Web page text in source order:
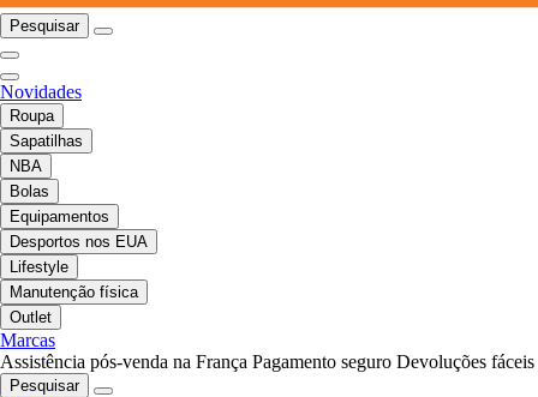
Pesquisar
Novidades
Roupa
Sapatilhas
NBA
Bolas
Equipamentos
Desportos nos EUA
Lifestyle
Manutenção física
Outlet
Marcas
Assistência pós-venda na França Pagamento seguro Devoluções fáceis
Pesquisar